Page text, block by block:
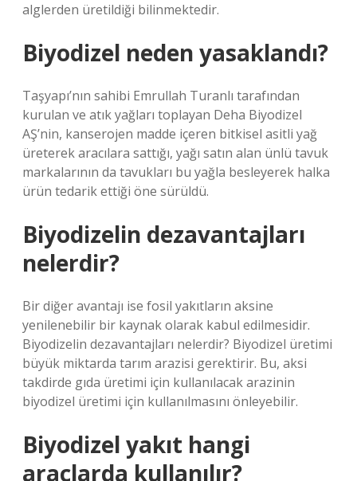
alglerden üretildiği bilinmektedir.
Biyodizel neden yasaklandı?
Taşyapı’nın sahibi Emrullah Turanlı tarafından
kurulan ve atık yağları toplayan Deha Biyodizel
AŞ’nin, kanserojen madde içeren bitkisel asitli yağ
üreterek aracılara sattığı, yağı satın alan ünlü tavuk
markalarının da tavukları bu yağla besleyerek halka
ürün tedarik ettiği öne sürüldü.
Biyodizelin dezavantajları
nelerdir?
Bir diğer avantajı ise fosil yakıtların aksine
yenilenebilir bir kaynak olarak kabul edilmesidir.
Biyodizelin dezavantajları nelerdir? Biyodizel üretimi
büyük miktarda tarım arazisi gerektirir. Bu, aksi
takdirde gıda üretimi için kullanılacak arazinin
biyodizel üretimi için kullanılmasını önleyebilir.
Biyodizel yakıt hangi
araçlarda kullanılır?